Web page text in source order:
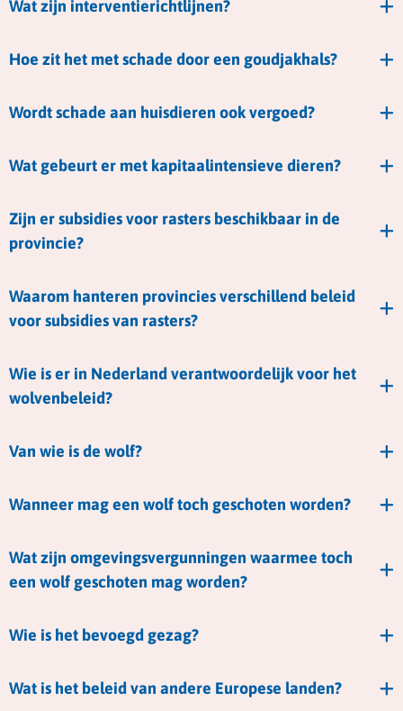
Wat zijn interventierichtlijnen?
Hoe zit het met schade door een goudjakhals?
Wordt schade aan huisdieren ook vergoed?
Wat gebeurt er met kapitaalintensieve dieren?
Zijn er subsidies voor rasters beschikbaar in de
provincie?
Waarom hanteren provincies verschillend beleid
voor subsidies van rasters?
Wie is er in Nederland verantwoordelijk voor het
wolvenbeleid?
Van wie is de wolf?
Wanneer mag een wolf toch geschoten worden?
Wat zijn omgevingsvergunningen waarmee toch
een wolf geschoten mag worden?
Wie is het bevoegd gezag?
Wat is het beleid van andere Europese landen?